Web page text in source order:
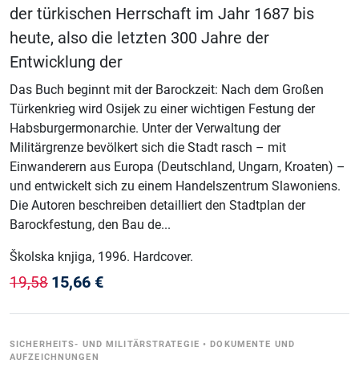
der türkischen Herrschaft im Jahr 1687 bis
heute, also die letzten 300 Jahre der
Entwicklung der
Das Buch beginnt mit der Barockzeit: Nach dem Großen
Türkenkrieg wird Osijek zu einer wichtigen Festung der
Habsburgermonarchie. Unter der Verwaltung der
Militärgrenze bevölkert sich die Stadt rasch – mit
Einwanderern aus Europa (Deutschland, Ungarn, Kroaten) –
und entwickelt sich zu einem Handelszentrum Slawoniens.
Die Autoren beschreiben detailliert den Stadtplan der
Barockfestung, den Bau de...
Školska knjiga, 1996. Hardcover.
19,58 15,66 €
SICHERHEITS- UND MILITÄRSTRATEGIE •DOKUMENTE UND
AUFZEICHNUNGEN